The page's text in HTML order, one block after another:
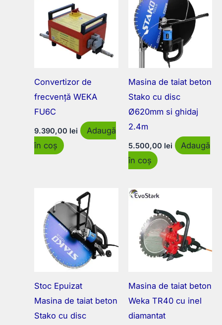
Convertizor de
frecvență WEKA
FU6C
9.390,00 lei
Adaugă
în coș
Masina de taiat beton
Stako cu disc
Ø620mm si ghidaj
2.4m
5.500,00 lei
Adaugă
în coș
Stoc Epuizat
Masina de taiat beton
Stako cu disc
Masina de taiat beton
Weka TR40 cu inel
diamantat